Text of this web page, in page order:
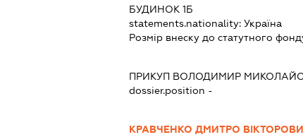
БУДИНОК 1Б
statements.nationality:Україна
Розмір внеску до статутного
ПРИКУП ВОЛОДИМИР
dossier.position -
КРАВЧЕНКО ДМИТРО